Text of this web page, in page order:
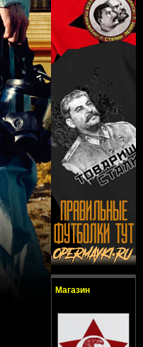
Магазин